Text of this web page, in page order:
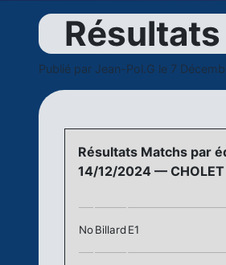
Publié par Jean-Pol.G le 7
Résultats Matchs par
14/12/2024 — CHOLET
NoBillard E1